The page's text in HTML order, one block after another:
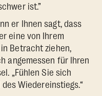
ist.”
er Ihnen sagt, dass
eine von Ihrem
Betracht ziehen,
angemessen für Ihren
„Fühlen Sie sich
Wiedereinstiegs.“